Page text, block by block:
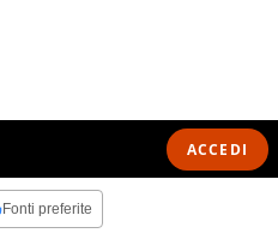
ACCEDI
Fonti preferite